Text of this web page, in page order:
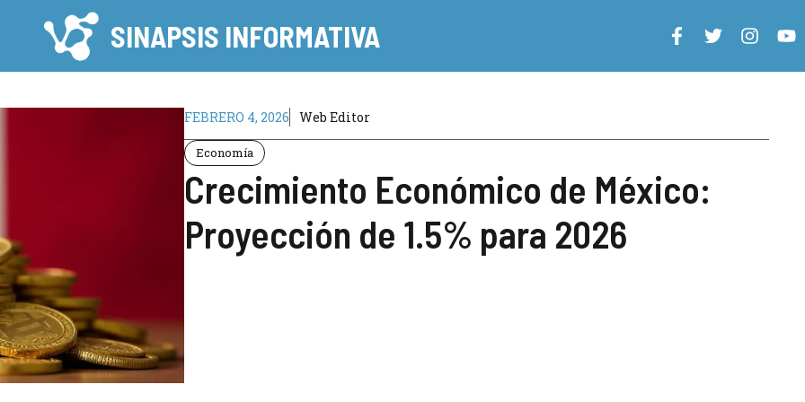
SINAPSIS INFORMATIVA
FEBRERO 4, 2026 Web Editor
Economía
Crecimiento Económico de México:
Proyección de 1.5% para 2026